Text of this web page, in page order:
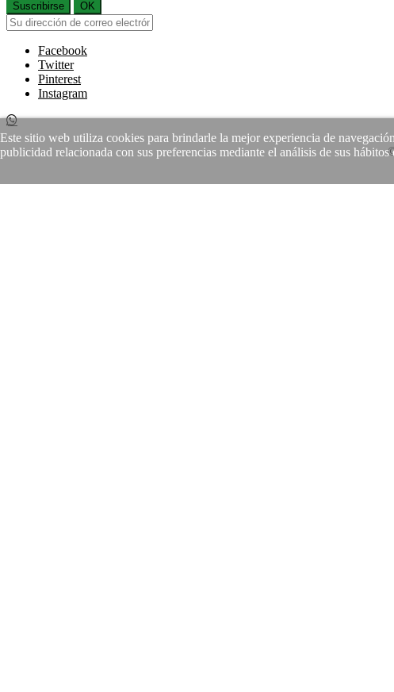
Este sitio web utiliza cookies para brindarle la mejor experiencia de
publicidad relacionada con sus preferencias mediante el análisis de sus
Suscribirse OK
Facebook
Twitter
Pinterest
Instagram